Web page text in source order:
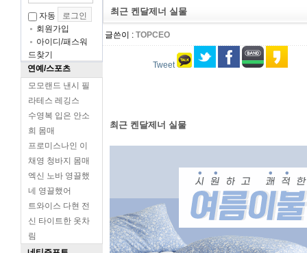
자동
회원가입
아이디/패스워
드찾기
연예/스포츠
모모랜드 낸시 필
라테스 레깅스
수영복 입은 안소
희 몸매
프로미스나인 이
채영 청바지 몸매
엑신 노바 영끌했
네 영끌했어
트와이스 다현 전
신 타이트한 옷차
림
최근 켄달제너 실물
글쓴이 : TOPCEO
Tweet
최근 켄달제너 실물